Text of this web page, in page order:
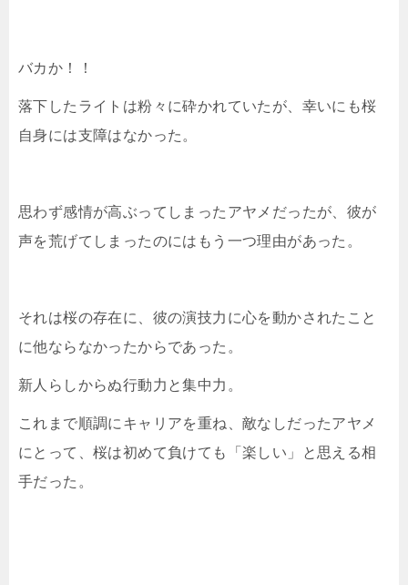
バカか！！
落下したライトは粉々に砕かれていたが、幸いにも桜
自身には支障はなかった。
思わず感情が高ぶってしまったアヤメだったが、彼が
声を荒げてしまったのにはもう一つ理由があった。
それは桜の存在に、彼の演技力に心を動かされたこと
に他ならなかったからであった。
新人らしからぬ行動力と集中力。
これまで順調にキャリアを重ね、敵なしだったアヤメ
にとって、桜は初めて負けても「楽しい」と思える相
手だった。